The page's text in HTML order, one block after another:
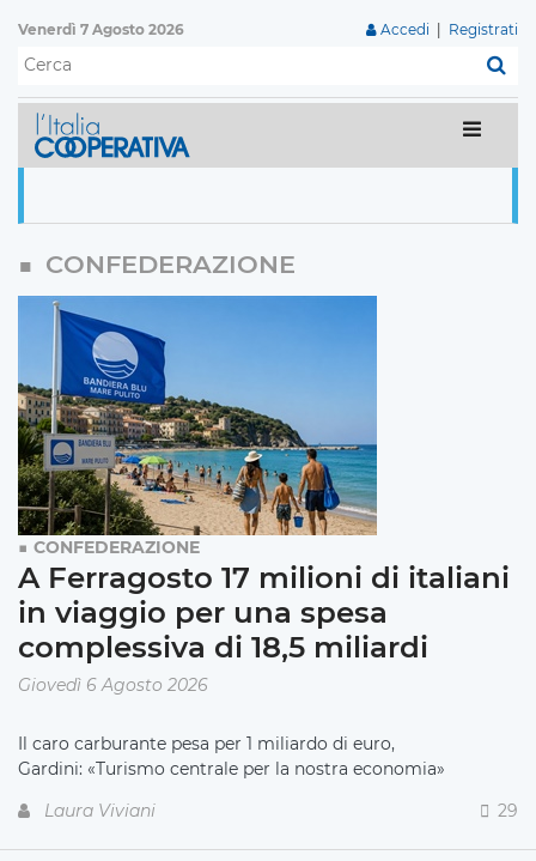
Venerdì 7 Agosto 2026 Accedi Registrati
CONFEDERAZIONE
CONFEDERAZIONE
A Ferragosto 17 milioni di italiani
in viaggio per una spesa
complessiva di 18,5 miliardi
Giovedì 6 Agosto 2026
Il caro carburante pesa per 1 miliardo di euro,
Gardini: «Turismo centrale per la nostra economia»
Laura Viviani
29